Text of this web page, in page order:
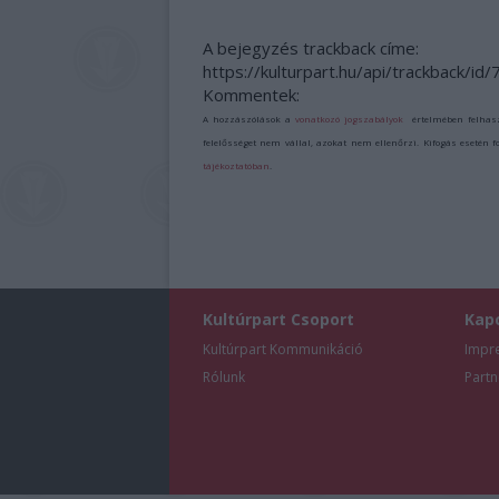
A bejegyzés trackback címe:
https://kulturpart.hu/api/trackback/id/
Kommentek:
A hozzászólások avonatkozó jogszabályok értelmében
felelősséget nem vállal, azokat nem ellenőrzi. Kifogás esetén
tájékoztatóban
Kultúrpart Csoport
Kultúrpart Kommunikáció
Rólunk